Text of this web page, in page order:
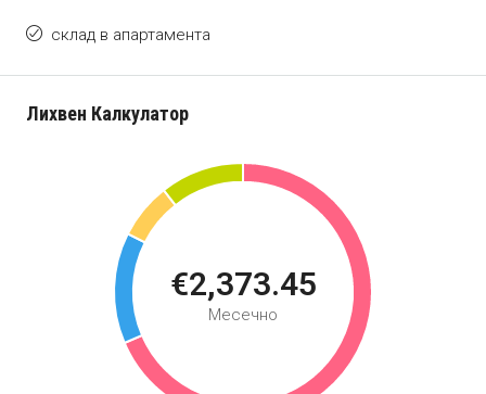
склад в апартамента
Лихвен Калкулатор
€2,373.45
Месечно